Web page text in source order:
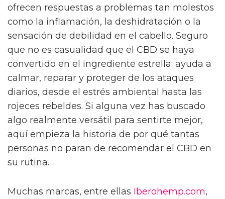
ofrecen respuestas a problemas tan molestos
como la inflamación, la deshidratación o la
sensación de debilidad en el cabello. Seguro
que no es casualidad que el CBD se haya
convertido en el ingrediente estrella: ayuda a
calmar, reparar y proteger de los ataques
diarios, desde el estrés ambiental hasta las
rojeces rebeldes. Si alguna vez has buscado
algo realmente versátil para sentirte mejor,
aquí empieza la historia de por qué tantas
personas no paran de recomendar el CBD en
su rutina.
Muchas marcas, entre ellas Iberohemp.com,